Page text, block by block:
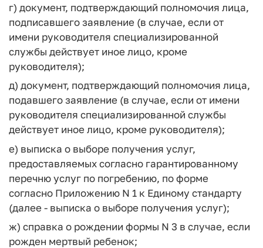
г) документ, подтверждающий полномочия лица,
подписавшего заявление (в случае, если от
имени руководителя специализированной
службы действует иное лицо, кроме
руководителя);
д) документ, подтверждающий полномочия лица,
подавшего заявление (в случае, если от имени
руководителя специализированной службы
действует иное лицо, кроме руководителя);
е) выписка о выборе получения услуг,
предоставляемых согласно гарантированному
перечню услуг по погребению, по форме
согласно Приложению N 1 к Единому стандарту
(далее - выписка о выборе получения услуг);
ж) справка о рождении формы N 3 в случае, если
рожден мертвый ребенок;